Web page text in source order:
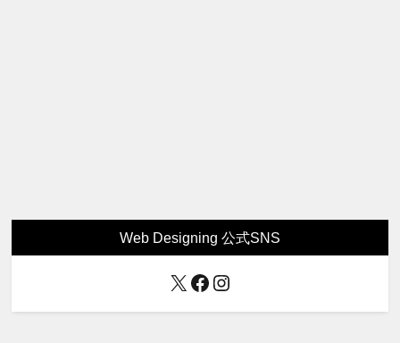
Web Designing 公式SNS
X Facebook
Instagram